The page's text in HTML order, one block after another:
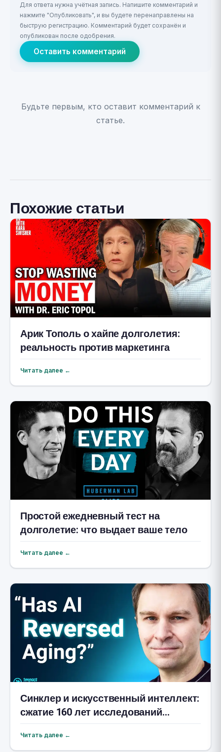
Для ответа нужна учётная запись. Напишите комментарий и
нажмите "Опубликовать", и вы будете перенаправлены на
быструю регистрацию. Комментарий будет сохранён и
опубликован после одобрения.
Оставить комментарий
Будьте первым, кто оставит комментарий к
статье.
Похожие статьи
Арик Тополь о хайпе долголетия:
реальность против маркетинга
Читать далее ←
Простой ежедневный тест на
долголетие: что выдает ваше тело
Читать далее ←
Синклер и искусственный интеллект:
сжатие 160 лет исследований
старения
Читать далее ←